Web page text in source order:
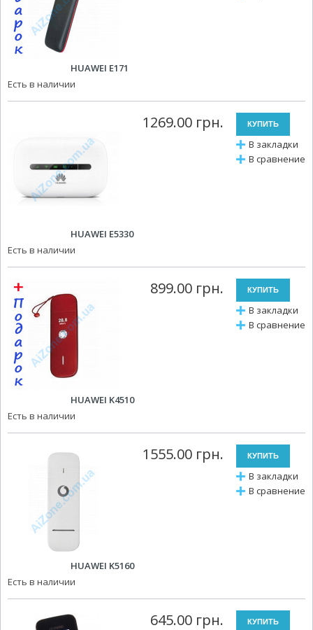
HUAWEI E171
Есть в наличии
В закладки
В сравнение
1269.00 грн.
HUAWEI E5330
Есть в наличии
В закладки
В сравнение
899.00 грн.
HUAWEI K4510
Есть в наличии
В закладки
В сравнение
1555.00 грн.
HUAWEI K5160
Есть в наличии
645.00 грн.